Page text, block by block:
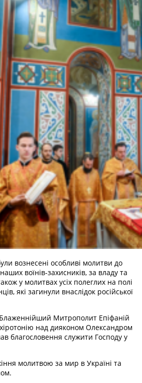
вознесені особливі молитви до
воїнів-захисників, за владу та
у молитвах усіх полеглих на полі
які загинули внаслідок російської
Митрополит Епіфаній
над дияконом Олександром
благословення служити Господу у
молитвою за мир в Україні та